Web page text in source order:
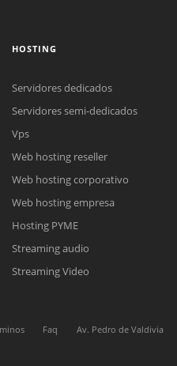
online
electrónico con el enlace a
online.
Online
de línea. Complete el formulario
HOSTING
Servidores dedicados
Servidores semi-dedicados
Vps
Web hosting reseller
Web hosting corporativo
Web hosting empresa
Hosting PYME
Streaming audio
Streaming Video
Faq
Av. Pedro de Valdivia